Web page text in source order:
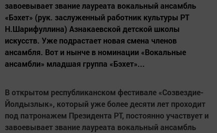
завоевывает звание лауреата вокальный ансамбль
«Бэхет» (рук. заслуженный работник культуры РТ
Н.Шарифуллина) Азнакаевской детской школы
искусств. Уже подрастает новая смена членов
ансамбля. Вот и нынче в номинации «Вокальные
ансамбли» младшая группа «Бэхет»...
В открытом республиканском фестивале «Созвездие-
Йолдызлык», который уже более десяти лет проходит
под патронажем Президента РТ, постоянно участвует и
завоевывает звание лауреата вокальный ансамбль